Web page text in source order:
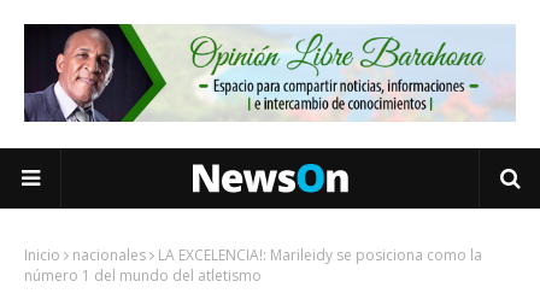
Inicio nacionales
LA EXCELENCIA!: Marileidy se posiciona como la
número 1 del mundo del atletismo